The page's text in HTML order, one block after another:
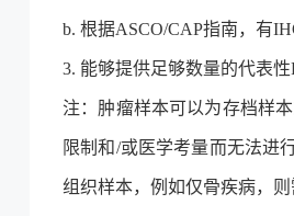
b. 根据ASCO/CAP指南，有
3. 能够提供足够数量的代表性
注：肿瘤样本可以为存档样
限制和/或医学考量而无法进
组织样本，例如仅骨疾病，